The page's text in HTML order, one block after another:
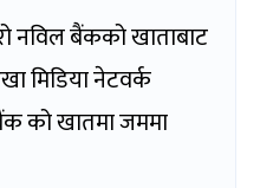
नविल बैंकको खाताबाट
मिडिया नेटवर्क
को खातमा जममा